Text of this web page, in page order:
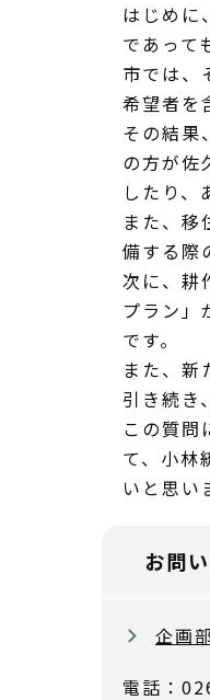
はじめに
であって
市では、
希望者を
その結果
の方が佐
したり、
また、移
備する際
次に、耕
プラン」
です。
また、新
引き続き
この質問
て、小林
いと思い
お問
企画
電話：